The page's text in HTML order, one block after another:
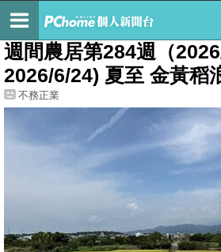
最新文章
週間農居第284週（
2026/6/24) 夏至 金黃稻
不務正業